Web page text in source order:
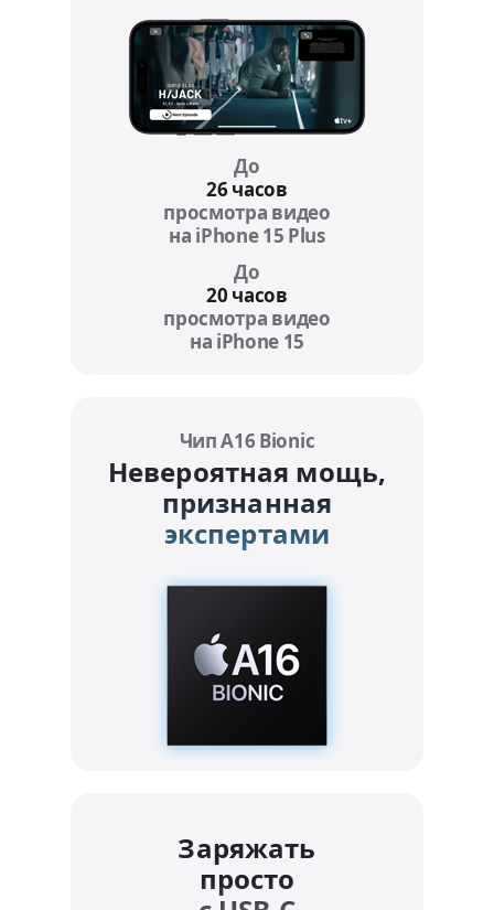
До
26 часов
просмотра видео
на iPhone 15 PlusRefer to legal
До
20 часов
просмотра видео
на iPhone 15
Чип A16 Bionic
Невероятная мощь,
признанная
экспертами
Заряжать
просто